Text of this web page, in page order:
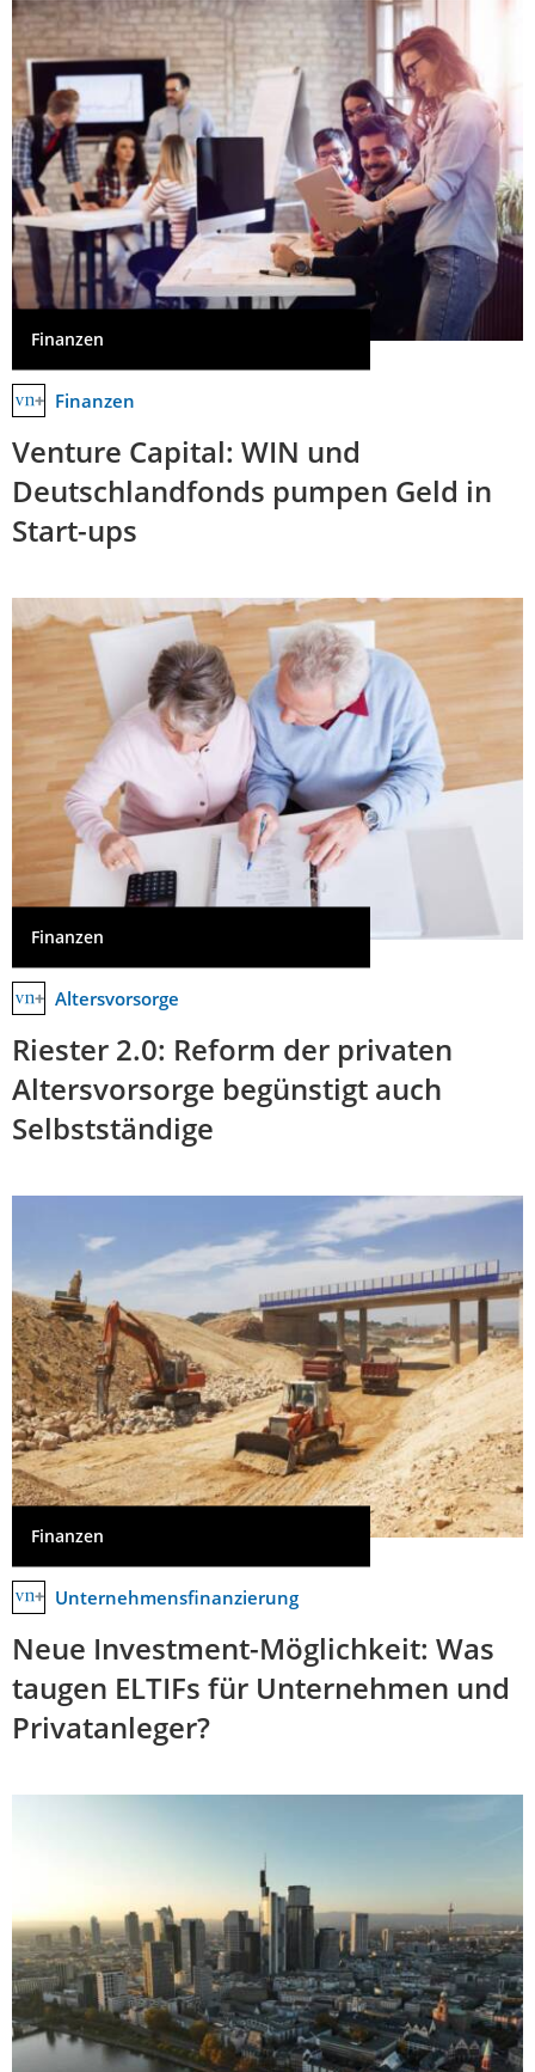
Finanzen
Finanzen
Venture Capital: WIN und
Deutschlandfonds pumpen Geld in
Start-ups
Finanzen
Altersvorsorge
Riester 2.0: Reform der privaten
Altersvorsorge begünstigt auch
Selbstständige
Finanzen
Unternehmensfinanzierung
Neue Investment-Möglichkeit: Was
taugen ELTIFs für Unternehmen und
Privatanleger?